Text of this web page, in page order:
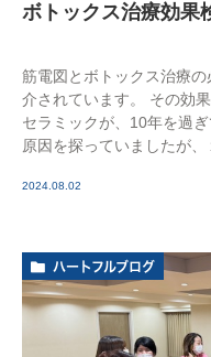
ボトックス治療効果
筋電図とボトックス治療
介されています。 その効
セラミックが、10年を過
原因を探っていましたが
2024.08.02
ハートフルブログ